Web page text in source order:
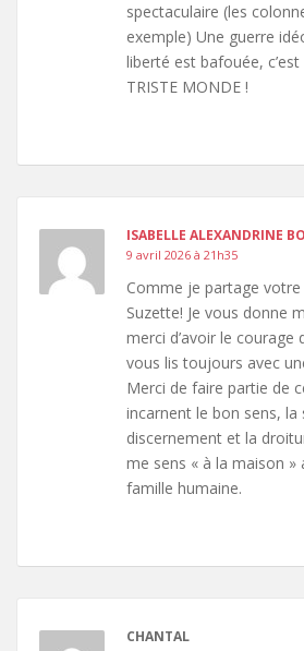
spectaculaire (les
exemple) Une guerre
liberté est bafouée,
TRISTE MONDE !
ISABELLE ALEXANDRINE
9 avril 2026 à 21h35
Comme je partage votre
Suzette! Je vous donne
merci d’avoir le courage
vous lis toujours avec
Merci de faire partie de
incarnent le bon sens, la
discernement et la
me sens « à la maison »
famille humaine.
CHANTAL